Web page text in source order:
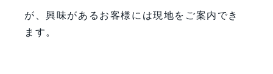
が、興味があるお客様には現地をご案内でき
ます。